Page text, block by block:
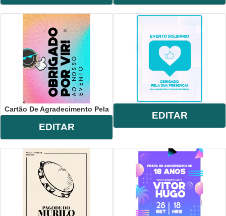
Cartão De Agradecimento Pela
EDITAR
EDITAR